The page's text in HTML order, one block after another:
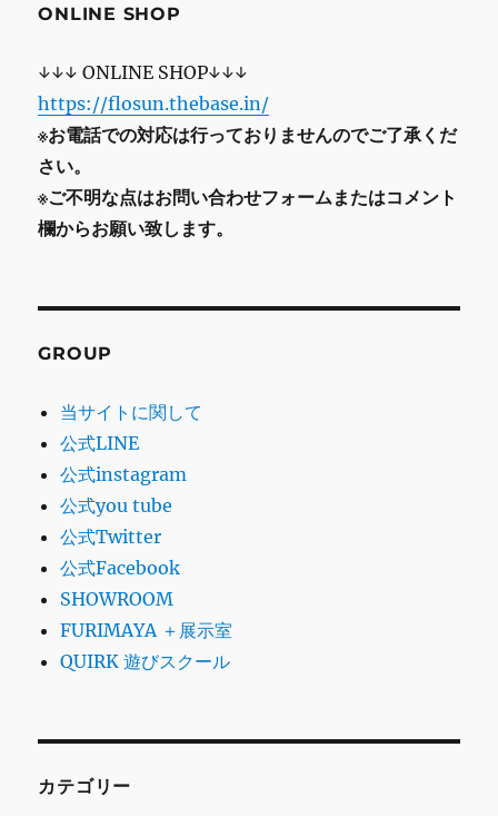
ONLINE SHOP
↓↓↓ ONLINE SHOP↓↓↓
https://flosun.thebase.in/
※お電話での対応は行っておりませんのでご了承くだ
さい。
※ご不明な点はお問い合わせフォームまたはコメント
欄からお願い致します。
GROUP
当サイトに関して
公式LINE
公式instagram
公式you tube
公式Twitter
公式Facebook
SHOWROOM
FURIMAYA ＋展示室
QUIRK 遊びスクール
カテゴリー